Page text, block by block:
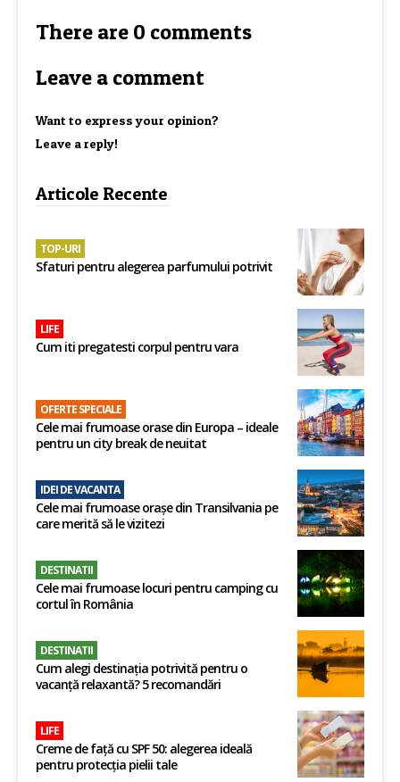
There are 0 comments
Leave a comment
Want to express your opinion?
Leave a reply!
Articole Recente
TOP-URI
Sfaturi pentru alegerea parfumului potrivit
LIFE
Cum iti pregatesti corpul pentru vara
OFERTE SPECIALE
Cele mai frumoase orase din Europa – ideale
pentru un city break de neuitat
IDEI DE VACANTA
Cele mai frumoase orașe din Transilvania pe
care merită să le vizitezi
DESTINATII
Cele mai frumoase locuri pentru camping cu
cortul în România
DESTINATII
Cum alegi destinația potrivită pentru o
vacanță relaxantă? 5 recomandări
LIFE
Creme de față cu SPF 50: alegerea ideală
pentru protecția pielii tale